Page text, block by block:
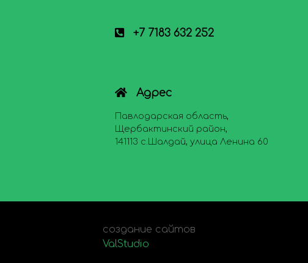
+7 7183 632 252
Адрес
Павлодарская область,
Щербактинский район,
141113 с.Шалдай, улица Ленина 60
создание сайтов
ValStudio